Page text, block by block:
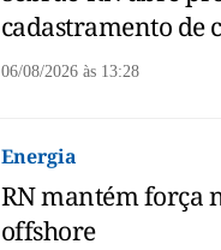
cadastramento de
06/08/2026 às13:28
Energia
RN mantém força
offshore